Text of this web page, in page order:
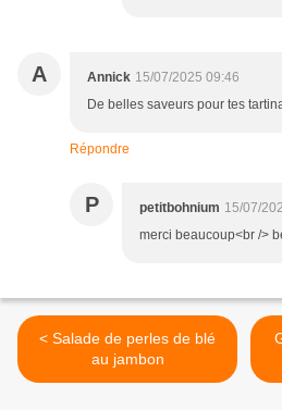
A Annick 15/07/2025 09:46
De belles saveurs pour tes
Répondre
P petitbohnium 15/07/
merci beaucoup<br />
< Salade de perles de blé
au jambon